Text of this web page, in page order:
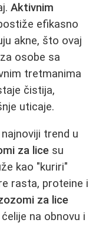
Aktivnim
efikasno
akne, što ovaj
osobe sa
tretmanima
čistija,
uticaje.
trend u
za lice su
kao "kuriri"
rasta, proteine i
za lice
na obnovu i